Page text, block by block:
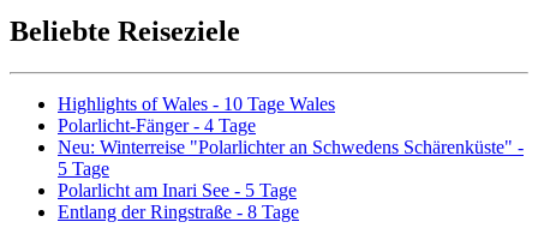
Beliebte Reiseziele
Highlights of Wales - 10 Tage Wales
Polarlicht-Fänger - 4 Tage
Neu: Winterreise "Polarlichter an Schwedens Schärenküste" -
5 Tage
Polarlicht am Inari See - 5 Tage
Entlang der Ringstraße - 8 Tage